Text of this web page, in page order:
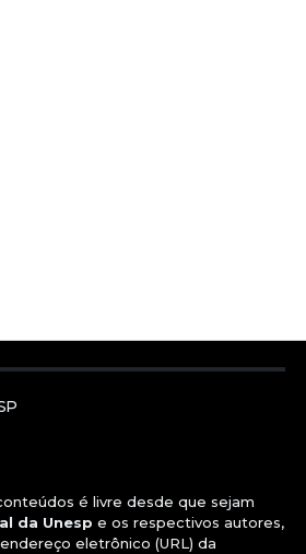
é livre desde que sejam
da Unesp e os respectivos autores,
eletrônico (URL) da